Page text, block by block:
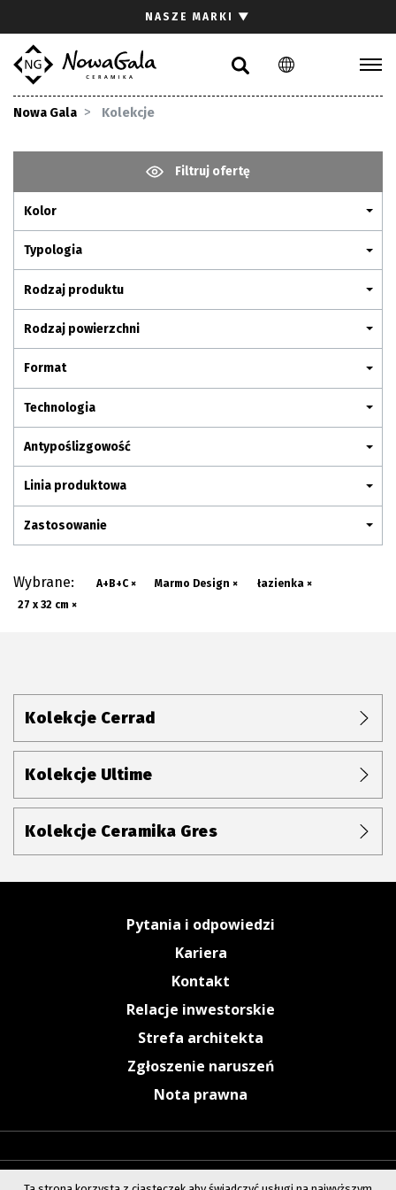
PL EN
NASZE MARKI ▼
Nowa Gala Kolekcje
Filtruj ofertę
Kolor
Typologia
Rodzaj produktu
Rodzaj powierzchni
Format
Technologia
Antypoślizgowość
Linia produktowa
Zastosowanie
Wybrane: A+B+C × Marmo Design ×
łazienka ×
27 x 32 cm ×
Kolekcje Cerrad
Kolekcje Ultime
Kolekcje Ceramika Gres
Pytania i odpowiedzi
Kariera
Kontakt
Relacje inwestorskie
Strefa architekta
Zgłoszenie naruszeń
Nota prawna
Gdzie kupić
Pliki do pobrania
Pytania i odpowiedzi
Kariera
Kontakt
Komunikacja z akcjonariuszami